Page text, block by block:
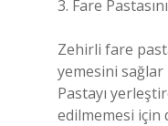
3. Fare
Zehirli fare
yemesini sağlar
Pastayı
edilmemesi